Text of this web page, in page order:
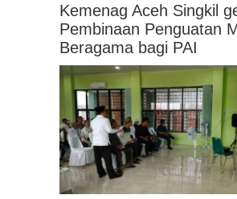
Kemenag Aceh Singkil
Pembinaan Penguatan
Beragama bagi PAI